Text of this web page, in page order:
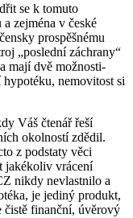
se k tomuto
zejména v české
prospěšnému
„poslední záchrany“
mají dvě možnosti-
nemovitost si
Váš čtenář řeší
okolností zdědil.
z podstaty věci
jakékoliv vrácení
nikdy nevlastnilo a
je jediný produkt,
finanční, úvěrový